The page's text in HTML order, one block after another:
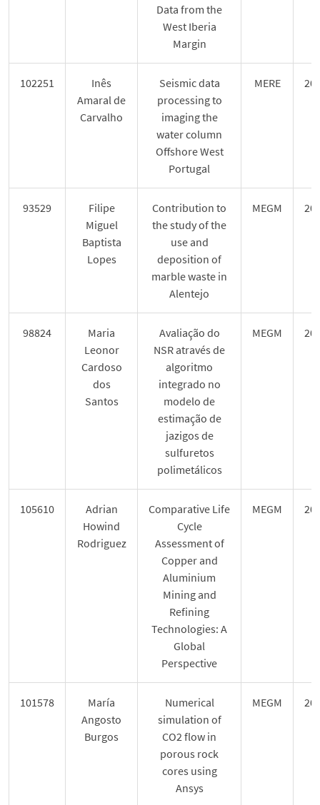
Data from the
West Iberia
Margin
102251
Inês
Amaral de
Carvalho
Seismic data
processing to
imaging the
water column
Offshore West
Portugal
MERE
93529
Filipe
Miguel
Baptista
Lopes
Contribution to
the study of the
use and
deposition of
marble waste in
Alentejo
MEGM
98824
Maria
Leonor
Cardoso
dos
Santos
Avaliação do
NSR através de
algoritmo
integrado no
modelo de
estimação de
jazigos de
sulfuretos
polimetálicos
MEGM
105610
Adrian
Howind
Rodriguez
Comparative Life
Cycle
Assessment of
Copper and
Aluminium
Mining and
Refining
Technologies: A
Global
Perspective
MEGM
101578
María
Angosto
Burgos
Numerical
simulation of
CO2 flow in
porous rock
cores using
Ansys
MEGM